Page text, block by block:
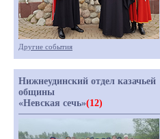
Другие события
Нижнеудинский отдел казачьей
общины
«Невская сечь»(12)